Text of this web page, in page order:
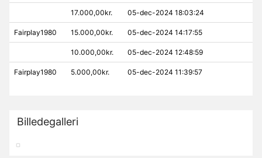
17.000,00kr. 05-dec-2024 18:03:24
Fairplay1980 15.000,00kr. 05-dec-2024 14:17:55
10.000,00kr. 05-dec-2024 12:48:59
Fairplay1980 5.000,00kr. 05-dec-2024 11:39:57
Billedegalleri